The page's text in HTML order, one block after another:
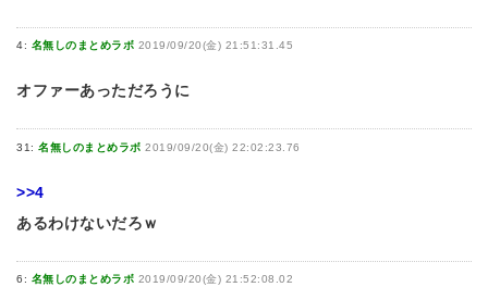
4: 名無しのまとめラボ 2019/09/20(金) 21:51:31.45
オファーあっただろうに
31: 名無しのまとめラボ 2019/09/20(金) 22:02:23.76
>>4
あるわけないだろｗ
6: 名無しのまとめラボ 2019/09/20(金) 21:52:08.02